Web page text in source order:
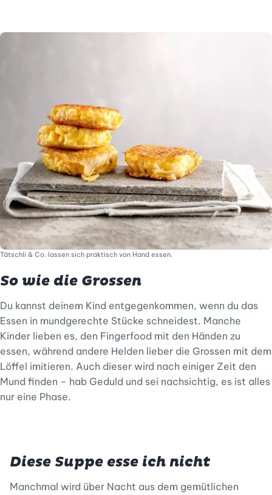
Tätschli & Co. lassen sich praktisch von Hand essen.
So wie die Grossen
Du kannst deinem Kind entgegenkommen, wenn du das
Essen in mundgerechte Stücke schneidest. Manche
Kinder lieben es, den Fingerfood mit den Händen zu
essen, während andere Helden lieber die Grossen mit dem
Löffel imitieren. Auch dieser wird nach einiger Zeit den
Mund finden – hab Geduld und sei nachsichtig, es ist alles
nur eine Phase.
Diese Suppe esse ich nicht
Manchmal wird über Nacht aus dem gemütlichen